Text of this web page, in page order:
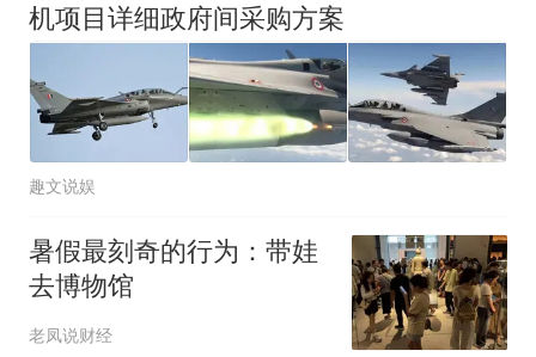
机项目详细政府间采购方案
趣文说娱
暑假最刻奇的行为：带娃
去博物馆
老凤说财经